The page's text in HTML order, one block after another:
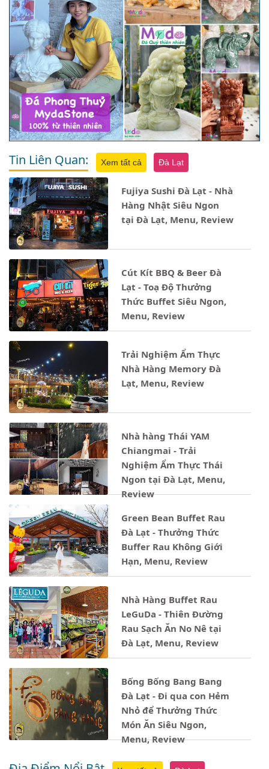
Tin Liên Quan: Xem tất cả Đà Lạt
Fujiya Sushi Đà Lạt - Nhà
Hàng Nhật Siêu Ngon
tại Đà Lạt, Menu, Review
Cút Kít BBQ & Beer Đà
Lạt - Toạ Độ Thưởng
Thức Buffet Siêu Ngon,
Menu, Review
Trải Nghiệm Ẩm Thực
Nhà Hàng Memory Đà
Lạt, Menu, Review
Nhà hàng Thái YAM
Chiangmai - Trải
Nghiệm Ẩm Thực Thái
Ngon tại Đà Lạt, Menu,
Review
Green Bean Buffet Rau
Đà Lạt - Thưởng Thức
Buffer Rau Không Giới
Hạn, Menu, Review
Nhà Hàng Buffet Rau
LeGuDa - Thiên Đường
Rau Sạch Ăn No Nê tại
Đà Lạt, Menu, Review
Bống Bống Bang Bang
Đà Lạt - Đi qua con Hẻm
Nhỏ để Thưởng Thức
Món Ăn Siêu Ngon,
Menu, Review